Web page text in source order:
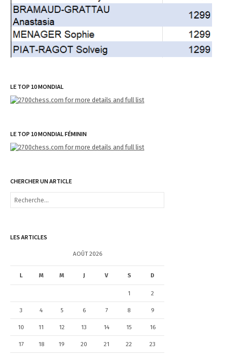
LE TOP 10 MONDIAL
LE TOP 10 MONDIAL FÉMININ
CHERCHER UN ARTICLE
R
r
e
LES ARTICLES
AOÛT 2026
L M M J V S D
1 2
3 4 5 6 7 8 9
10 11 12 13 14 15 16
17 18 19 20 21 22 23